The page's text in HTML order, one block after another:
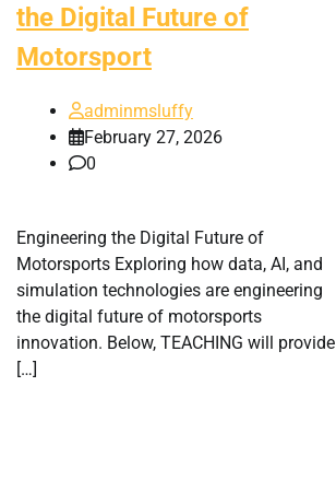
the Digital Future of
Motorsport
adminmsluffy
February 27, 2026
0
Engineering the Digital Future of
Motorsports Exploring how data, AI, and
simulation technologies are engineering
the digital future of motorsports
innovation. Below, TEACHING will provide
[…]